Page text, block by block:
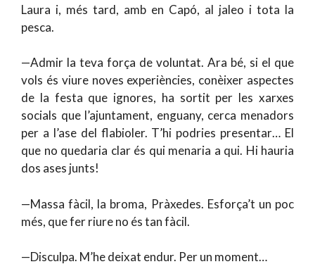
Laura i, més tard, amb en Capó, al jaleo i tota la
pesca.
—Admir la teva força de voluntat. Ara bé, si el que
vols és viure noves experiències, conèixer aspectes
de la festa que ignores, ha sortit per les xarxes
socials que l’ajuntament, enguany, cerca menadors
per a l’ase del flabioler. T’hi podries presentar… El
que no quedaria clar és qui menaria a qui. Hi hauria
dos ases junts!
—Massa fàcil, la broma, Pràxedes. Esforça’t un poc
més, que fer riure no és tan fàcil.
—Disculpa. M’he deixat endur. Per un moment…